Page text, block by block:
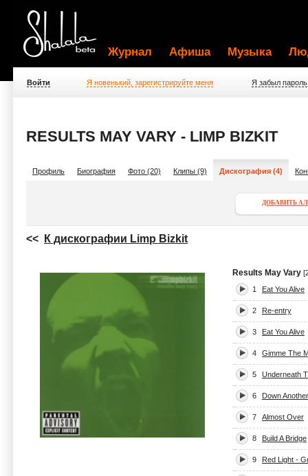
Журнал Афиша Музыка
Войти Я новенький, зарегистрируйте меня Я забыл пароль
RESULTS MAY VARY - LIMP BIZKIT
Профиль Биография Фото (20) Клипы (9) Дискография (4)
ДОБАВИТЬ
<< К дискографии Limp Bizkit
Results May Vary
1
Eat You Alive
2 Re-entry
3 Eat You Alive
4 Gimme The
5 Underneath
6 Down
7 Almost Over
8 Build A Bridge
9 Red Light -